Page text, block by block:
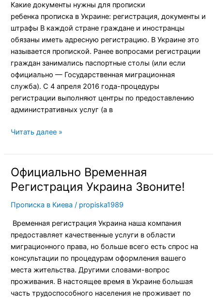
Какие документы нужны для прописки
ребенка прописка в Украине: регистрация, документы и
штрафы В каждой стране граждане и иностранцы
обязаны иметь адресную регистрацию. В Украине это
называется пропиской. Ранее вопросами регистрации
граждан занимались паспортные столы (или если
официально — Государственная миграционная
служба). С 4 апреля 2016 года-процедуры
регистрации выполняют центры по предоставлению
административных услуг (а в
Ребенка
Читать далее »
Официально Временная
Регистрация Украина Звоните!
Прописка в Киева / propiska1989
Временная регистрация Украина наша компания
предоставляет качественные услуги в области
миграционного права, но больше всего есть спрос на
консультации по процедурам оформления вашего
места жительства. Другими словами-вопрос
проживания. В настоящее время в Украине большая
часть трудоспособного населения не проживает по
Официально
Временная
Регистрация
Украина